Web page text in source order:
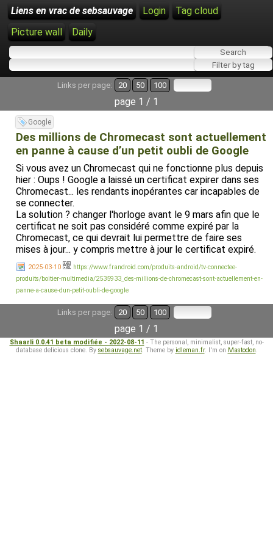
Liens en vrac de sebsauvage Login
Tag cloud
Picture wall
Daily
Links per page: 20 50 100
page 1 / 1
Google
Des millions de Chromecast sont actuellement
en panne à cause d’un petit oubli de Google
Si vous avez un Chromecast qui ne fonctionne plus depuis
hier : Oups ! Google a laissé un certificat expirer dans ses
Chromecast... les rendants inopérantes car incapables de
se connecter.
La solution ? changer l'horloge avant le 9 mars afin que le
certificat ne soit pas considéré comme expiré par la
Chromecast, ce qui devrait lui permettre de faire ses
mises à jour... y compris mettre à jour le certificat expiré.
2025-03-10
https://www.frandroid.com/produits-android/tv-connectee-
produits/boitier-multimedia/2535933_des-millions-de-chromecast-sont-actuellement-en-
panne-a-cause-dun-petit-oubli-de-google
Links per page: 20 50 100
page 1 / 1
Shaarli 0.0.41 beta modifiée - 2022-08-11 - The personal, minimalist, super-fast, no-
database delicious clone. By sebsauvage.net. Theme by idleman.fr. I'm on Mastodon.